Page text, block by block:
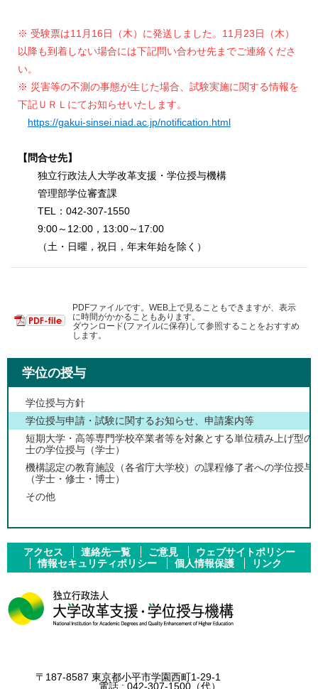
※ 受験票は11月16日（木）に発送しました。11月23日（木）
以降も到着しない場合には下記問い合わせ先までご連絡くださ
い。
※ 災害等の不測の事態が生じた場合、試験実施に関する情報を
下記ＵＲＬにてお知らせいたします。
https://gakui-sinsei.niad.ac.jp/notification.html
【問合せ先】
独立行政法人大学改革支援・学位授与機構
管理部学位審査課
TEL：042-307-1550
9:00～12:00，13:00～17:00
（土・日曜，祝日，年末年始を除く）
PDFファイルです。WEB上で見ることもできますが、表示
に時間がかかることもあります。
ダウンロード(ファイルに保存)して参照することをおすすめ
します。
学位の授与
学位授与方針
学位授与申請・試験に関するお知らせ、申請案内等
短期大学・高等専門学校卒業者等を対象とする単位積み上げ型の
士の学位授与（学士）
機構認定の教育施設（各省庁大学校）の課程修了者への学位授与
（学士・修士・博士）
その他
アクセス 連絡先一覧 ご意見
ウェブサイトポリシー
情報セキュリティポリシー
個人情報保護 リンク
〒187-8587 東京都小平市学園西町1-29-1
電話 : 042-307-1500 （代）